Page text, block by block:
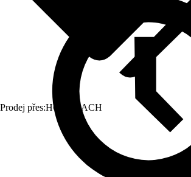
Prodej přes:HORNBACH